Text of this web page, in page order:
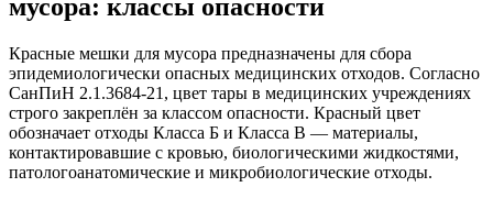
мусора: классы опасности
Красные мешки для мусора предназначены для сбора
эпидемиологически опасных медицинских отходов. Согласно
СанПиН 2.1.3684-21, цвет тары в медицинских учреждениях
строго закреплён за классом опасности. Красный цвет
обозначает отходы Класса Б и Класса В — материалы,
контактировавшие с кровью, биологическими жидкостями,
патологоанатомические и микробиологические отходы.